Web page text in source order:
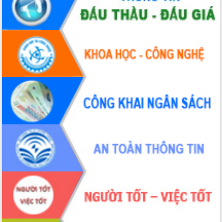
Hòn Yến phát triển du lịch gắn với bảo
tồn biển
Lấy ý kiến điều chỉnh Quy hoạch tỉnh
Đắk Lắk thời kỳ 2021-2030, tầm nhìn
đến năm 2050
Phát động chiến dịch 30 ngày đêm
giải phóng mặt bằng Tuyến đường bộ
ven biển
Đắk Lắk nỗ lực thúc đẩy tăng trưởng
kinh tế từ 10% trở lên trong Quý
II/2026
Đắk Lắk ký kết thỏa thuận hợp tác về
chuyển đổi số giai đoạn 2026 – 2030
với Tập đoàn Bưu chính Viễn thông
Việt Nam
Thứ trưởng Bộ Y tế làm việc với tỉnh
Đắk Lắk về phát triển nhân lực y tế
cho trạm y tế cấp xã
Du lịch Đắk Lắk nâng tầm trải nghiệm
du khách thông qua Hệ thống cơ sở dữ
liệu và Bản đồ số